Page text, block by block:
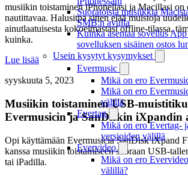
Suoratoista musiikkia
SMB:n avulla
Kuinka asentaa sovellus
sovelluksen sisäinen ostos
Usein kysytyt kysymykset
Evermusic
Mikä on ero
Mikä on ero
välillä
Evertag
Mikä on ero Evertag-
versioiden välillä
Evervideo
Mikä on ero
välillä?
musiikin toistaminen iPhonellasi ja Macillasi on
nautittavaa. Halusitpa sitten elää muistoja
ainutlaatuisesta kokoelmastasi offline-tilassa,
kuinka.
Lue lisää
syyskuuta 5, 2023
Musiikin toistaminen USB-
Evermusicin ja SanDiskin iXpandin
Opi käyttämään Evermusicia SanDisk iXpand
kanssa musiikin toistamiseen suoraan USB-
tai iPadilla.